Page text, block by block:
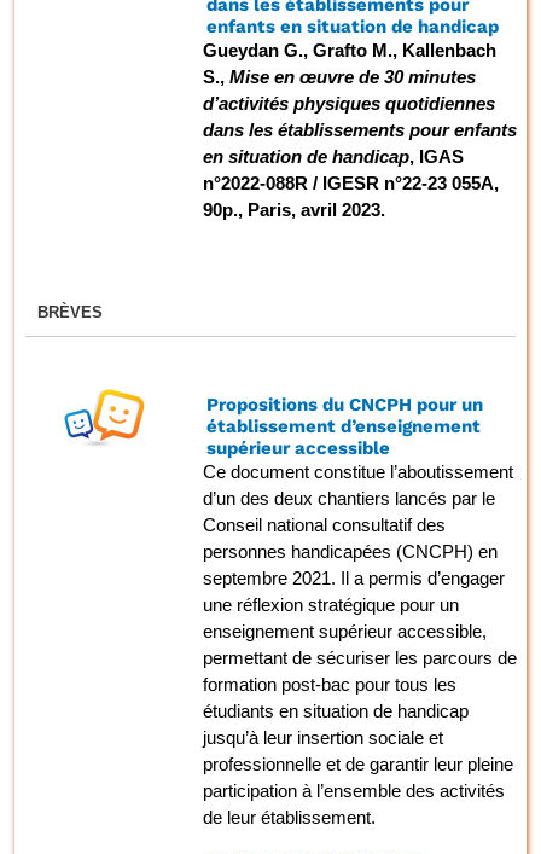
dans les établissements pour
enfants en situation de handicap
Gueydan G., Grafto M., Kallenbach
S., Mise en œuvre de 30 minutes
d’activités physiques quotidiennes
dans les établissements pour enfants
en situation de handicap, IGAS
n°2022-088R / IGESR n°22-23 055A,
90p., Paris, avril 2023.
BRÈVES
Propositions du CNCPH pour un
établissement d’enseignement
supérieur accessible
Ce document constitue l’aboutissement
d’un des deux chantiers lancés par le
Conseil national consultatif des
personnes handicapées (CNCPH) en
septembre 2021. Il a permis d’engager
une réflexion stratégique pour un
enseignement supérieur accessible,
permettant de sécuriser les parcours de
formation post-bac pour tous les
étudiants en situation de handicap
jusqu’à leur insertion sociale et
professionnelle et de garantir leur pleine
participation à l’ensemble des activités
de leur établissement.